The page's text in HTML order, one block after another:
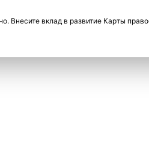
Внесите вклад в развитие Карты